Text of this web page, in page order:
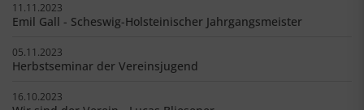
11.11.2023
Emil Gall - Scheswig-Holsteinischer Jahrgangsmeister
05.11.2023
Herbstseminar der Vereinsjugend
16.10.2023